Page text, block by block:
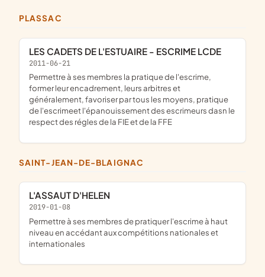
PLASSAC
LES CADETS DE L'ESTUAIRE - ESCRIME LCDE
2011-06-21
permettre à ses membres la pratique de l'escrime,
former leur encadrement, leurs arbitres et
généralement, favoriser par tous les moyens, pratique
de l'escrimeet l'épanouissement des escrimeurs dasn le
respect des régles de la FIE et de la FFE
SAINT-JEAN-DE-BLAIGNAC
L'ASSAUT D'HELEN
2019-01-08
permettre à ses membres de pratiquer l'escrime à haut
niveau en accédant aux compétitions nationales et
internationales